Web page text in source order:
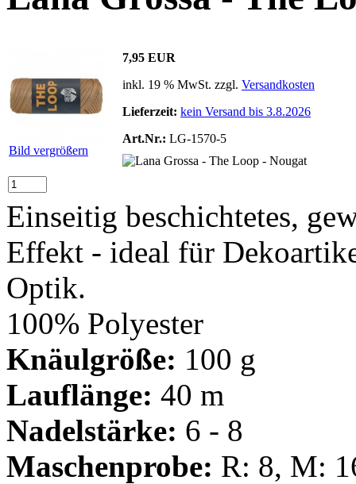
Bild vergrößern
7,95 EUR
inkl. 19 % MwSt. zzgl. Versandkosten
Lieferzeit: kein Versand bis 3.8.2026
Art.Nr.: LG-1570-5
Einseitig beschichtetes,
Effekt - ideal für
Optik.
100% Polyester
Knäulgröße: 100 g
Lauflänge: 40 m
Nadelstärke: 6 - 8
Maschenprobe: R: 8, M: